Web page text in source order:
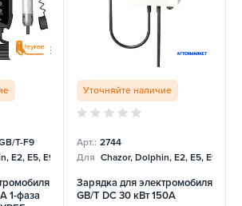
T-F9
E2, E5, E9, Mercedes
1-фаза
Уточняйте наличие
Арт.: 2744
Для Chazor, Dolphin, E2, E5, E9,
Зарядка для электромобиля
GB/T DC 30 кВт 150А